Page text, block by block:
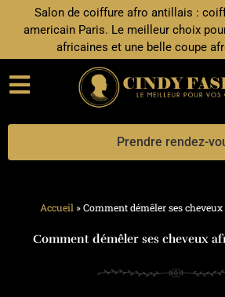
Salon de coiffure afro antillais :
americain Paris. Le meilleur choix
africaines et une belle coupe
Prendre rendez-
Accueil»Comment démêler ses
Comment démêler ses cheveux